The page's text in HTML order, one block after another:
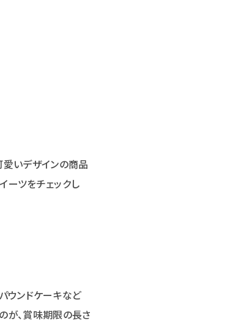
愛いデザインの商品
ーツをチェックし
ウンドケーキなど
が、賞味期限の長さ